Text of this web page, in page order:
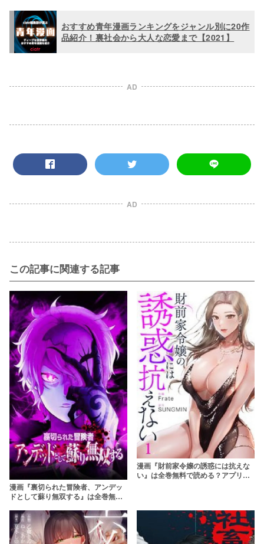
おすすめ青年漫画ランキングをジャンル別に20作
品紹介！裏社会から大人な恋愛まで【2021】
AD
AD
この記事に関連する記事
漫画『裏切られた冒険者、アンデッ
ドとして蘇り無双する』は全巻無料
査！
漫画『財前家令嬢の誘惑には抗えな
い』は全巻無料で読める？アプリや